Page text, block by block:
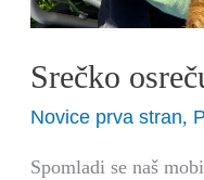
Srečko
Novice prva stran,
Spomladi se naš